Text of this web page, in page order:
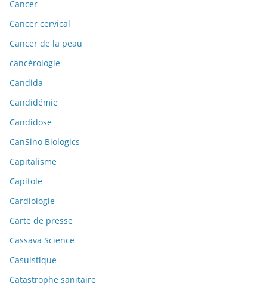
Cancer
Cancer cervical
Cancer de la peau
cancérologie
Candida
Candidémie
Candidose
CanSino Biologics
Capitalisme
Capitole
Cardiologie
Carte de presse
Cassava Science
Casuistique
Catastrophe sanitaire